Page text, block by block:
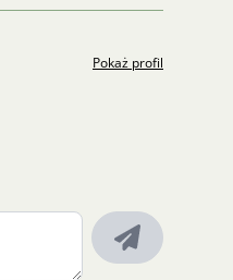
Pokaż profil